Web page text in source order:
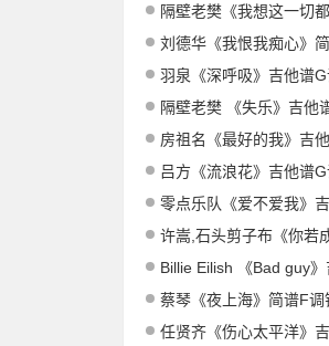
隔壁老樊《我想这一切都
刘德华《我恨我痴心》
羽泉《深呼吸》吉他谱
隔壁老樊 《失乐》吉他
房祖名《最好的我》吉
吕方《流浪花》吉他谱
零点乐队《爱不爱我》
许嵩,石头剪子布《你若
Billie Eilish 《Bad guy
蔡琴《夜上海》简谱F
任贤齐《伤心太平洋》